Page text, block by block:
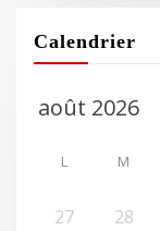
Calendrier
L M
27 28